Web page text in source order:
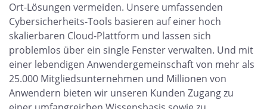
Ort-Lösungen vermeiden. Unsere umfassenden
Cybersicherheits-Tools basieren auf einer hoch
skalierbaren Cloud-Plattform und lassen sich
problemlos über ein single Fenster verwalten. Und mit
einer lebendigen Anwendergemeinschaft von mehr als
25.000 Mitgliedsunternehmen und Millionen von
Anwendern bieten wir unseren Kunden Zugang zu